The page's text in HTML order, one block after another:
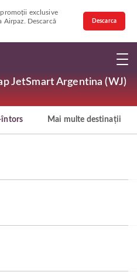
exclusive
Airpaz. Descarcă
Descarca
JetSmart Argentina (WJ)
întors Mai multe destinații